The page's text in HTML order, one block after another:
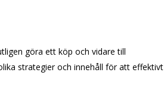
göra ett köp och vidare till
strategier och innehåll för att effektivt